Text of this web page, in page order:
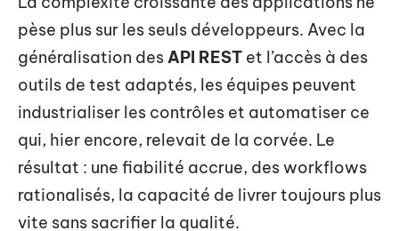
pèse plus sur les seuls développeurs. Avec la
généralisation des API REST et l’accès à des
outils de test adaptés, les équipes peuvent
industrialiser les contrôles et automatiser ce
qui, hier encore, relevait de la corvée. Le
résultat : une fiabilité accrue, des workflows
rationalisés, la capacité de livrer toujours plus
vite sans sacrifier la qualité.